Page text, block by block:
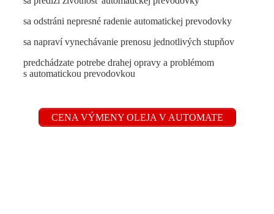
sa odstráni nepresné radenie automatickej prevodovky
sa napraví vynechávanie prenosu jednotlivých stupňov
predchádzate potrebe drahej opravy a problémom
s automatickou prevodovkou
CENA VÝMENY OLEJA V AUTOMATE